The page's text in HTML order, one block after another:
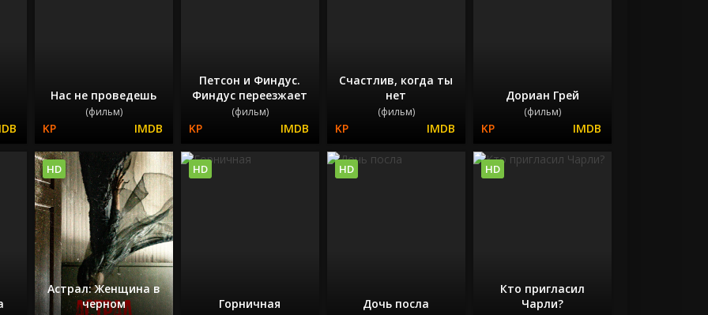
Нас не проведешь
(фильм)
Петсон и Финдус.
Финдус переезжает
(фильм)
Счастлив, когда ты
нет
(фильм)
Дориан Грей
(фильм)
Астрал: Женщина в
черном
HD
Горничная
HD
Дочь посла
HD
Кто пригласил
Чарли?
HD